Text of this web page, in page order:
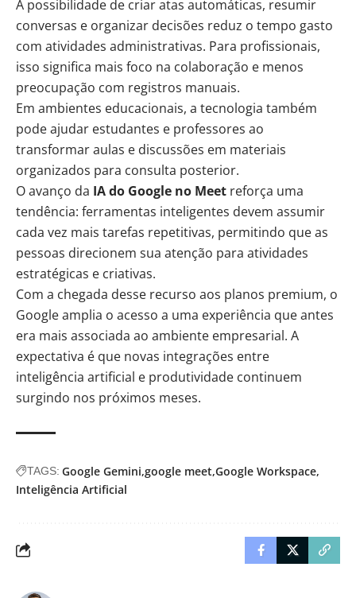
A possibilidade de criar atas automáticas, resumir
conversas e organizar decisões reduz o tempo gasto
com atividades administrativas. Para profissionais,
isso significa mais foco na colaboração e menos
preocupação com registros manuais.
Em ambientes educacionais, a tecnologia também
pode ajudar estudantes e professores ao
transformar aulas e discussões em materiais
organizados para consulta posterior.
O avanço da IA do Google no Meet reforça uma
tendência: ferramentas inteligentes devem assumir
cada vez mais tarefas repetitivas, permitindo que as
pessoas direcionem sua atenção para atividades
estratégicas e criativas.
Com a chegada desse recurso aos planos premium, o
Google amplia o acesso a uma experiência que antes
era mais associada ao ambiente empresarial. A
expectativa é que novas integrações entre
inteligência artificial e produtividade continuem
surgindo nos próximos meses.
TAGS: Google Gemini google meet Google Workspace
Inteligência Artificial